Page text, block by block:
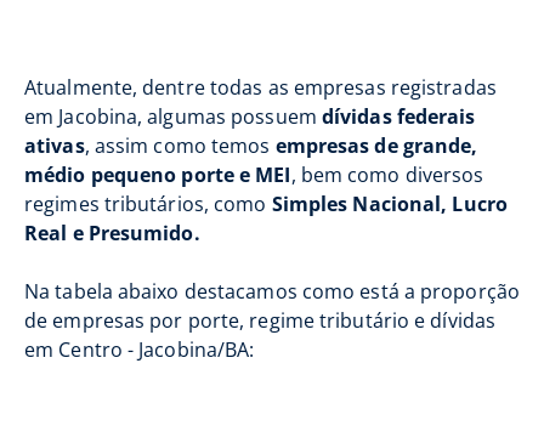
Atualmente, dentre todas as empresas registradas
em Jacobina, algumas possuem dívidas federais
ativas, assim como temos empresas de grande,
médio pequeno porte e MEI, bem como diversos
regimes tributários, como Simples Nacional, Lucro
Real e Presumido.
Na tabela abaixo destacamos como está a proporção
de empresas por porte, regime tributário e dívidas
em Centro - Jacobina/BA: